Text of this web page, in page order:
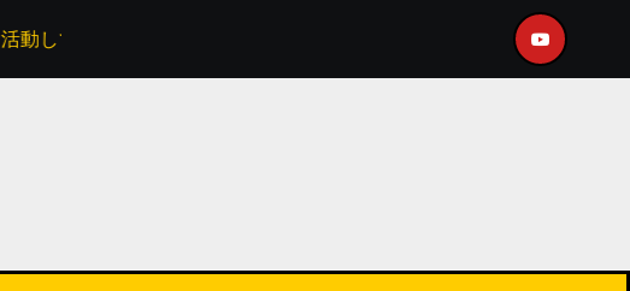
！tegosチャンネルにショート動画をアップ！ 【tegos本部だ